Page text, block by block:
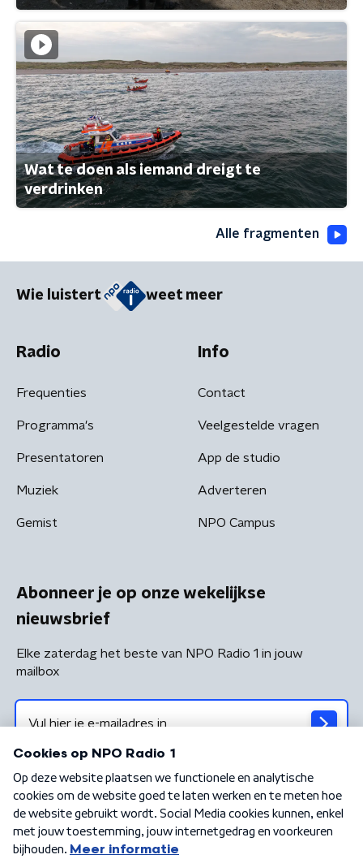
Wat te doen als iemand dreigt te
verdrinken
Alle fragmenten
Wie luistert weet meer
Radio
Frequenties
Programma's
Presentatoren
Muziek
Gemist
Info
Contact
Veelgestelde vragen
App de studio
Adverteren
NPO Campus
Abonneer je op onze wekelijkse
nieuwsbrief
Elke zaterdag het beste van NPO Radio 1 in jouw
mailbox
Algemene voorwaarden